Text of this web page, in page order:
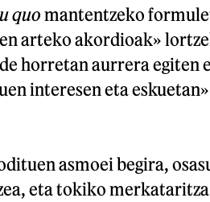
quomantentzeko
arteko akordioak»
horretan aurrera egiten
interesen eta
asmoei begira,
eta tokiko merkataritza